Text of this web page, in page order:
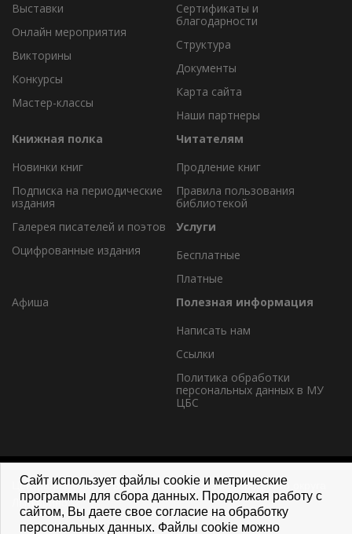
Выставки
Онлайн мероприятия
Викторины
Конкурсы
Мастер-классы
Сертификаты и
благодарности
Структура
Документы
Карта сайта
Наши партнеры
Книжная полка
Новинки книг
Подписка на периодические
издания
Галерея писателей и поэтов
Оцифрованные издания
Читателям
Продление книг
Правила пользования
библиотекой
Услуги
Бесплатные
Платные
Афиша
Полезная информация
Написать нам
Ссылки
Политика обработки
персональных данных в МУ
ЦБС
Централизованная библиотечная система городского округа
Лыткарино
Сайт использует файлы cookie и метрические
программы для сбора данных. Продолжая работу с
сайтом, Вы даете свое согласие на обработку
персональных данных. Файлы cookie можно